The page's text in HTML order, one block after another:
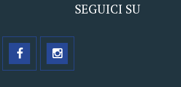
SEGUICI SU